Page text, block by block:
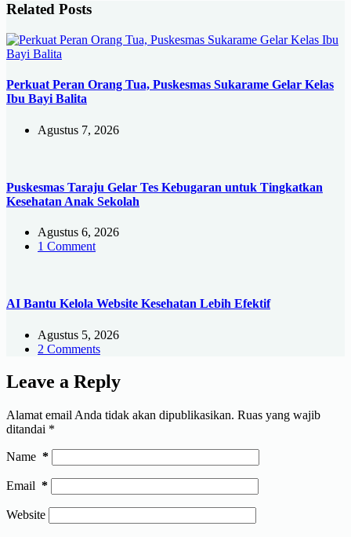
Related Posts
Perkuat Peran Orang Tua, Puskesmas Sukarame Gelar Kelas
Ibu Bayi Balita
Agustus 7, 2026
Puskesmas Taraju Gelar Tes Kebugaran untuk Tingkatkan
Kesehatan Anak Sekolah
Agustus 6, 2026
1 Comment
AI Bantu Kelola Website Kesehatan Lebih Efektif
Agustus 5, 2026
2 Comments
Leave a Reply
Alamat email Anda tidak akan dipublikasikan. Ruas yang wajib
ditandai *
Name *
Email *
Website